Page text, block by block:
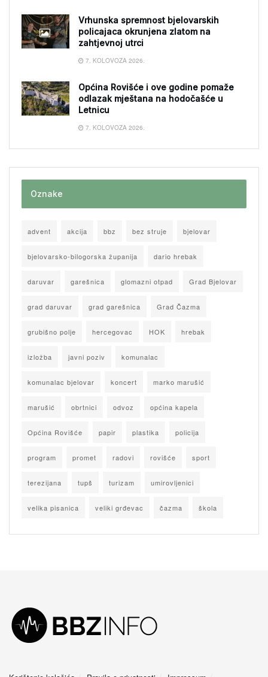
Vrhunska spremnost bjelovarskih
policajaca okrunjena zlatom na
zahtjevnoj utrci
7. KOLOVOZA 2026.
Općina Rovišće i ove godine pomaže
odlazak mještana na hodočašće u
Letnicu
7. KOLOVOZA 2026.
Oznake
advent akcija bbz bez struje bjelovar
bjelovarsko-bilogorska županija dario hrebak
daruvar garešnica glomazni otpad Grad Bjelovar
grad daruvar grad garešnica Grad Čazma
grubišno polje hercegovac HOK hrebak
izložba javni poziv komunalac
komunalac bjelovar koncert marko marušić
marušić obrtnici odvoz općina kapela
Općina Rovišće papir plastika policija
program promet radovi rovišće sport
terezijana tupš turizam umirovljenici
velika pisanica veliki grđevac čazma škola